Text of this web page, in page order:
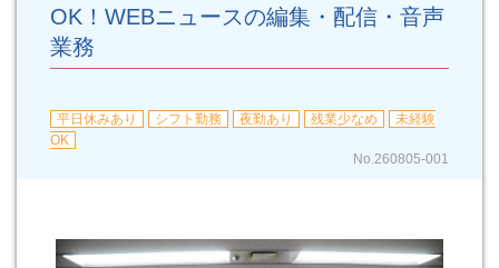
OK！WEBニュースの編集・配信・音声
業務
平日休みあり シフト勤務 夜勤あり 残業少なめ
未経験
OK
No.260805-001